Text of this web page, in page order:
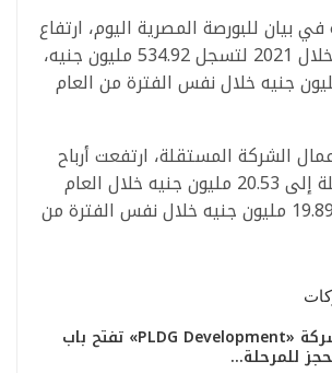
بيان للبورصة المصرية اليوم، ارتفاع
إيرادات الشركة خلال 2021 لتسجل 534.92 مليون جنيه،
413.26 مليون جنيه خلال نفس الفترة من العام
الشركة المستقلة، ارتفعت أرباح
الشركة المستقلة إلى 20.53 مليون جنيه خلال العام
الماضي، مقابل 19.89 مليون جنيه خلال نفس الفترة من
شركة «PLDG Development» تفتح باب
للمرحلة…